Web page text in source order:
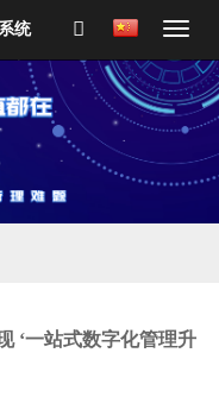
统
‘一站式数字化管理升